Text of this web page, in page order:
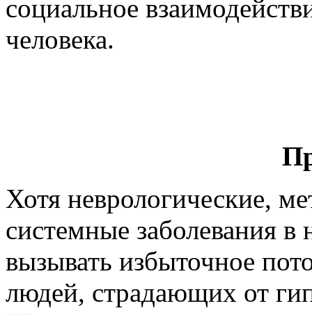
социальное
человека.
Хотя неврологические,
системные заболевания в
вызывать избыточное
людей, страдающих от